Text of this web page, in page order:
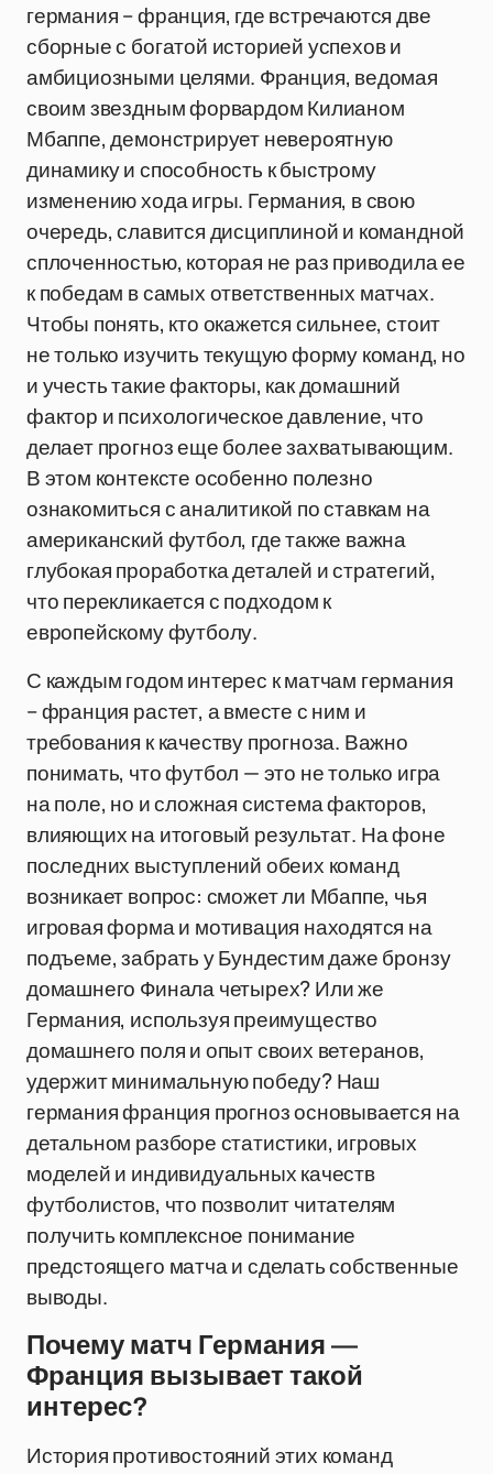
германия – франция, где встречаются две
сборные с богатой историей успехов и
амбициозными целями. Франция, ведомая
своим звездным форвардом Килианом
Мбаппе, демонстрирует невероятную
динамику и способность к быстрому
изменению хода игры. Германия, в свою
очередь, славится дисциплиной и командной
сплоченностью, которая не раз приводила ее
к победам в самых ответственных матчах.
Чтобы понять, кто окажется сильнее, стоит
не только изучить текущую форму команд, но
и учесть такие факторы, как домашний
фактор и психологическое давление, что
делает прогноз еще более захватывающим.
В этом контексте особенно полезно
ознакомиться с аналитикой по ставкам на
американский футбол, где также важна
глубокая проработка деталей и стратегий,
что перекликается с подходом к
европейскому футболу.
С каждым годом интерес к матчам германия
– франция растет, а вместе с ним и
требования к качеству прогноза. Важно
понимать, что футбол — это не только игра
на поле, но и сложная система факторов,
влияющих на итоговый результат. На фоне
последних выступлений обеих команд
возникает вопрос: сможет ли Мбаппе, чья
игровая форма и мотивация находятся на
подъеме, забрать у Бундестим даже бронзу
домашнего Финала четырех? Или же
Германия, используя преимущество
домашнего поля и опыт своих ветеранов,
удержит минимальную победу? Наш
германия франция прогноз основывается на
детальном разборе статистики, игровых
моделей и индивидуальных качеств
футболистов, что позволит читателям
получить комплексное понимание
предстоящего матча и сделать собственные
выводы.
Почему матч Германия —
Франция вызывает такой
интерес?
История противостояний этих команд